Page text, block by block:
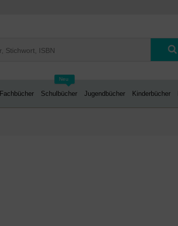
Fachbücher
Neu
Schulbücher Jugendbücher Kinderbücher